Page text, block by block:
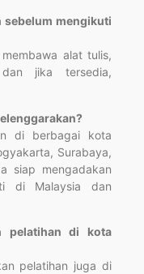
sebelum mengikuti
alat tulis,
jika tersedia,
di berbagai kota
Surabaya,
siap mengadakan
di Malaysia dan
pelatihan di kota
pelatihan juga di